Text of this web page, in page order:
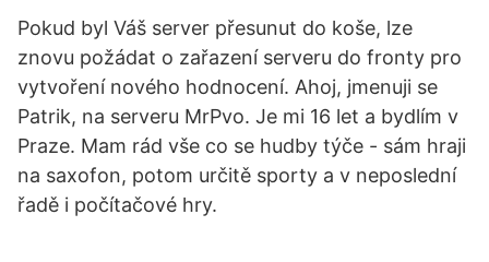
Pokud byl Váš server přesunut do koše, lze
znovu požádat o zařazení serveru do fronty pro
vytvoření nového hodnocení. Ahoj, jmenuji se
Patrik, na serveru MrPvo. Je mi 16 let a bydlím v
Praze. Mam rád vše co se hudby týče - sám hraji
na saxofon, potom určitě sporty a v neposlední
řadě i počítačové hry.